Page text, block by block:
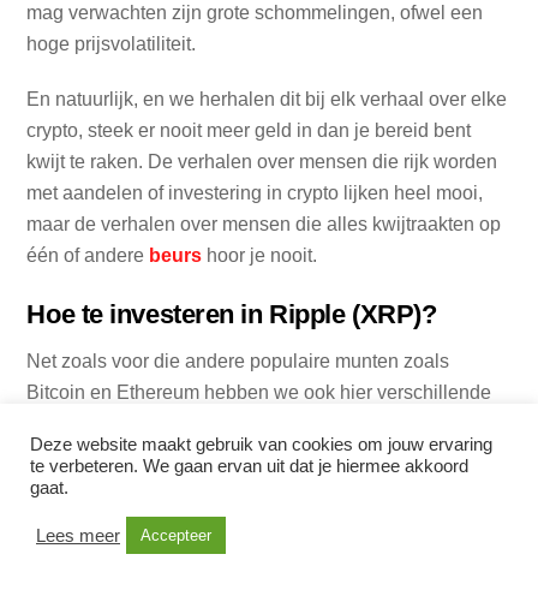
mag verwachten zijn grote schommelingen, ofwel een
hoge prijsvolatiliteit.
En natuurlijk, en we herhalen dit bij elk verhaal over elke
crypto, steek er nooit meer geld in dan je bereid bent
kwijt te raken. De verhalen over mensen die rijk worden
met aandelen of investering in crypto lijken heel mooi,
maar de verhalen over mensen die alles kwijtraakten op
één of andere beurs hoor je nooit.
Hoe te investeren in Ripple (XRP)?
Net zoals voor die andere populaire munten zoals
Bitcoin en Ethereum hebben we ook hier verschillende
wijzen teneinde voor jezelf een zo goed mogelijke keuze
te maken.
We stellen je bijvoorbeeld een pagina voor die je uitlegt
Deze website maakt gebruik van cookies om jouw ervaring
te verbeteren. We gaan ervan uit dat je hiermee akkoord
gaat.
Lees meer Accepteer